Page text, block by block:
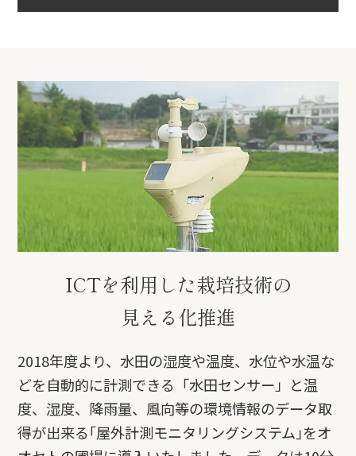
ICTを利用した栽培技術の
見える化推進
2018年度より、水田の湿度や温度、水位や水温な
どを自動的に計測できる「水田センサー」と温
度、湿度、降雨量、風向等の環境情報のデータ取
得が出来る｢屋外計測モニタリングシステム｣をオ